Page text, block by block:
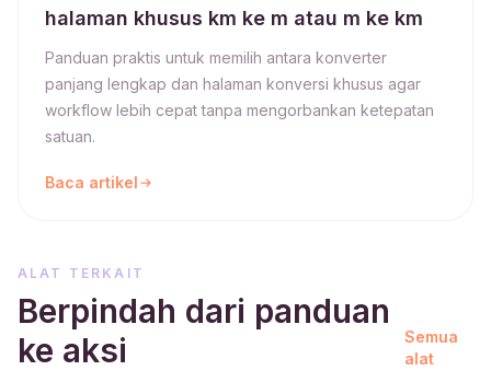
halaman khusus km ke m atau m ke km
Panduan praktis untuk memilih antara konverter
panjang lengkap dan halaman konversi khusus agar
workflow lebih cepat tanpa mengorbankan ketepatan
satuan.
Baca artikel
ALAT TERKAIT
Berpindah dari panduan
ke aksi
Semua
alat